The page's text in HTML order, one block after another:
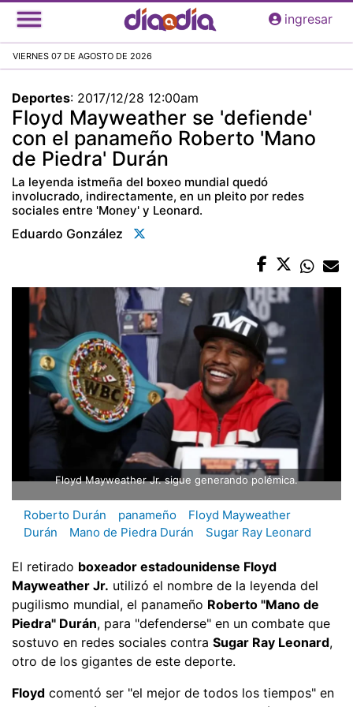
Pasar
al
principal
ingresar
VIERNES 07 DE AGOSTO DE 2026
Deportes: 2017/12/28 12:00am
Floyd Mayweather se 'defiende'
con el panameño Roberto 'Mano
de Piedra' Durán
La leyenda istmeña del boxeo mundial quedó
involucrado, indirectamente, en un pleito por redes
sociales entre 'Money' y Leonard.
Eduardo González
Floyd Mayweather Jr. sigue generando polémica.
Roberto Durán panameño
Floyd Mayweather
Durán
Mano de Piedra Durán Sugar Ray Leonard
El retirado boxeador estadounidense Floyd
Mayweather Jr. utilizó el nombre de la leyenda del
pugilismo mundial, el panameño Roberto "Mano de
Piedra" Durán, para "defenderse" en un combate que
sostuvo en redes sociales contra Sugar Ray Leonard,
otro de los gigantes de este deporte.
Floyd comentó ser "el mejor de todos los tiempos" en